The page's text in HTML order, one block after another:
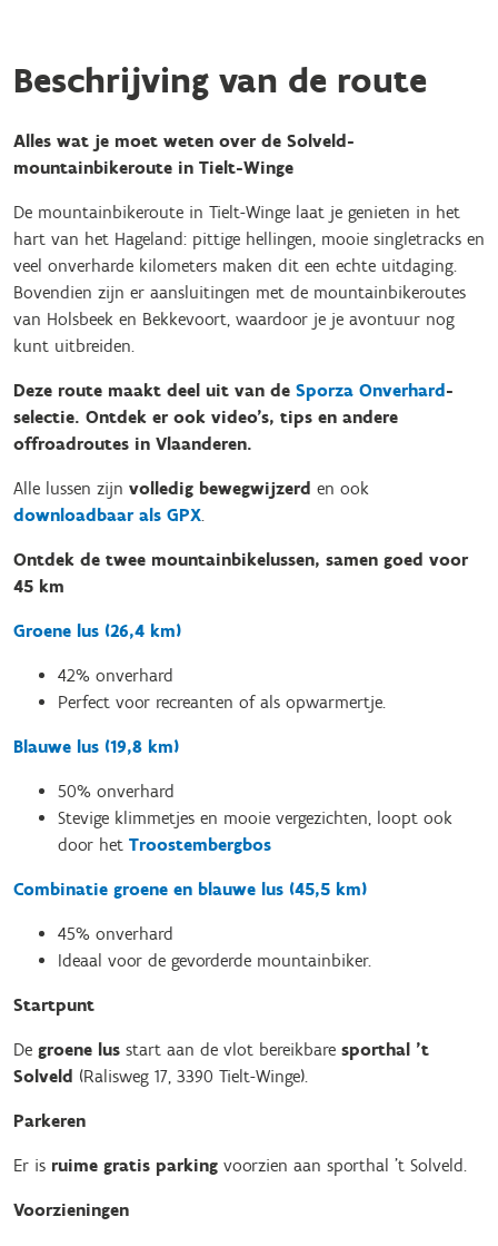
Beschrijving van de route
Alles wat je moet weten over de Solveld-
mountainbikeroute in Tielt-Winge
De mountainbikeroute in Tielt-Winge laat je genieten in het
hart van het Hageland: pittige hellingen, mooie singletracks en
veel onverharde kilometers maken dit een echte uitdaging.
Bovendien zijn er aansluitingen met de mountainbikeroutes
van Holsbeek en Bekkevoort, waardoor je je avontuur nog
kunt uitbreiden.
Deze route maakt deel uit van de Sporza Onverhard-
selectie. Ontdek er ook video’s, tips en andere
offroadroutes in Vlaanderen.
Alle lussen zijn volledig bewegwijzerd en ook
downloadbaar als GPX.
Ontdek de twee mountainbikelussen, samen goed voor
45 km
Groene lus (26,4 km)
42% onverhard
Perfect voor recreanten of als opwarmertje.
Blauwe lus (19,8 km)
50% onverhard
Stevige klimmetjes en mooie vergezichten, loopt ook
door het Troostembergbos
Combinatie groene en blauwe lus (45,5 km)
45% onverhard
Ideaal voor de gevorderde mountainbiker.
Startpunt
De groene lus start aan de vlot bereikbare sporthal ’t
Solveld (Ralisweg 17, 3390 Tielt-Winge).
Parkeren
Er is ruime gratis parking voorzien aan sporthal ’t Solveld.
Voorzieningen